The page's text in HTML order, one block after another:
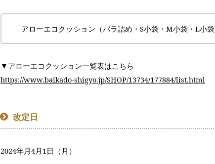
アローエコクッション（バラ詰め・S小袋・M小袋・L小袋
▼アローエコクッション一覧表はこちら
https://www.baikado-shigyo.jp/SHOP/13734/177884/list.html
改定日
2024年月4月1日（月）